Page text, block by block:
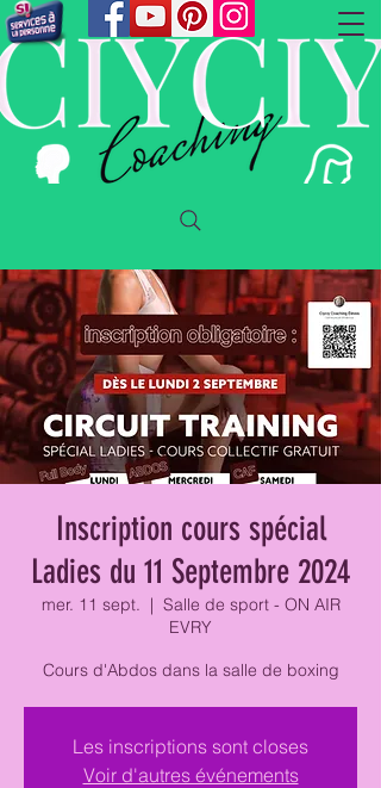
Inscription cours spécial
Ladies du 11 Septembre 2024
mer. 11 sept.
  |
Salle de sport - ON AIR
EVRY
Cours d'Abdos dans la salle de boxing
Les inscriptions sont closes
Voir d'autres événements